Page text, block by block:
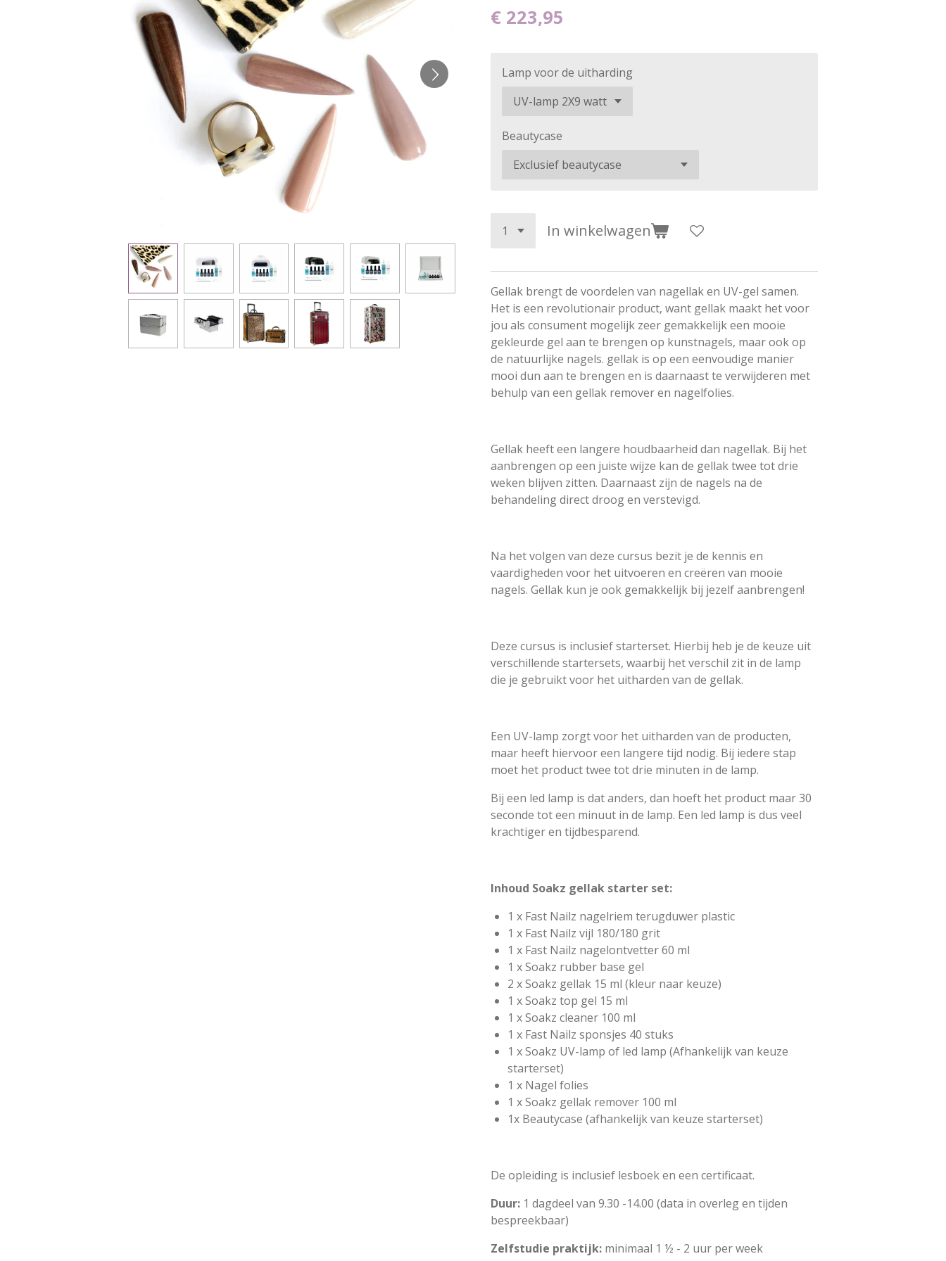
€ 223,95
Lamp voor de uitharding
Beautycase
In winkelwagen
Gellak brengt de voordelen van nagellak en UV-gel samen.
Het is een revolutionair product, want gellak maakt het voor
jou als consument mogelijk zeer gemakkelijk een mooie
gekleurde gel aan te brengen op kunstnagels, maar ook op
de natuurlijke nagels. gellak is op een eenvoudige manier
mooi dun aan te brengen en is daarnaast te verwijderen met
behulp van een gellak remover en nagelfolies.
Gellak heeft een langere houdbaarheid dan nagellak. Bij het
aanbrengen op een juiste wijze kan de gellak twee tot drie
weken blijven zitten. Daarnaast zijn de nagels na de
behandeling direct droog en verstevigd.
Na het volgen van deze cursus bezit je de kennis en
vaardigheden voor het uitvoeren en creëren van mooie
nagels. Gellak kun je ook gemakkelijk bij jezelf aanbrengen!
Deze cursus is inclusief starterset. Hierbij heb je de keuze uit
verschillende startersets, waarbij het verschil zit in de lamp
die je gebruikt voor het uitharden van de gellak.
Een UV-lamp zorgt voor het uitharden van de producten,
maar heeft hiervoor een langere tijd nodig. Bij iedere stap
moet het product twee tot drie minuten in de lamp.
Bij een led lamp is dat anders, dan hoeft het product maar 30
seconde tot een minuut in de lamp. Een led lamp is dus veel
krachtiger en tijdbesparend.
Inhoud Soakz gellak starter set:
1 x Fast Nailz nagelriem terugduwer plastic
1 x Fast Nailz vijl 180/180 grit
1 x Fast Nailz nagelontvetter 60 ml
1 x Soakz rubber base gel
2 x Soakz gellak 15 ml (kleur naar keuze)
1 x Soakz top gel 15 ml
1 x Soakz cleaner 100 ml
1 x Fast Nailz sponsjes 40 stuks
1 x Soakz UV-lamp of led lamp (Afhankelijk van keuze
starterset)
1 x Nagel folies
1 x Soakz gellak remover 100 ml
1x Beautycase (afhankelijk van keuze starterset)
De opleiding is inclusief lesboek en een certificaat.
Duur: 1 dagdeel van 9.30 -14.00 (data in overleg en tijden
bespreekbaar)
Zelfstudie praktijk: minimaal 1 ½ - 2 uur per week